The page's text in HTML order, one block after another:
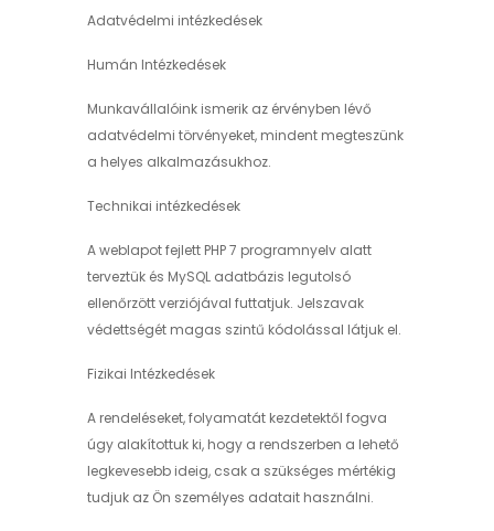
Adatvédelmi intézkedések
Humán Intézkedések
Munkavállalóink ismerik az érvényben lévő
adatvédelmi törvényeket, mindent megteszünk
a helyes alkalmazásukhoz.
Technikai intézkedések
A weblapot fejlett PHP 7 programnyelv alatt
terveztük és MySQL adatbázis legutolsó
ellenőrzött verziójával futtatjuk. Jelszavak
védettségét magas szintű kódolással látjuk el.
Fizikai Intézkedések
A rendeléseket, folyamatát kezdetektől fogva
úgy alakítottuk ki, hogy a rendszerben a lehető
legkevesebb ideig, csak a szükséges mértékig
tudjuk az Ön személyes adatait használni.